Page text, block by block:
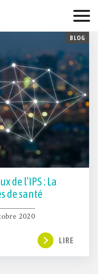
BLOG
de l’IPS : La
de santé
2020
LIRE